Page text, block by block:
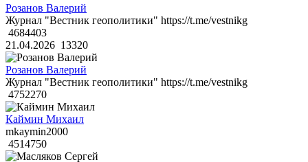
Розанов Валерий
Журнал "Вестник геополитики" https://t.me/vestnikg
4684403
21.04.2026 13320
Розанов Валерий
Журнал "Вестник геополитики" https://t.me/vestnikg
4752270
Каймин Михаил
mkaymin2000
4514750